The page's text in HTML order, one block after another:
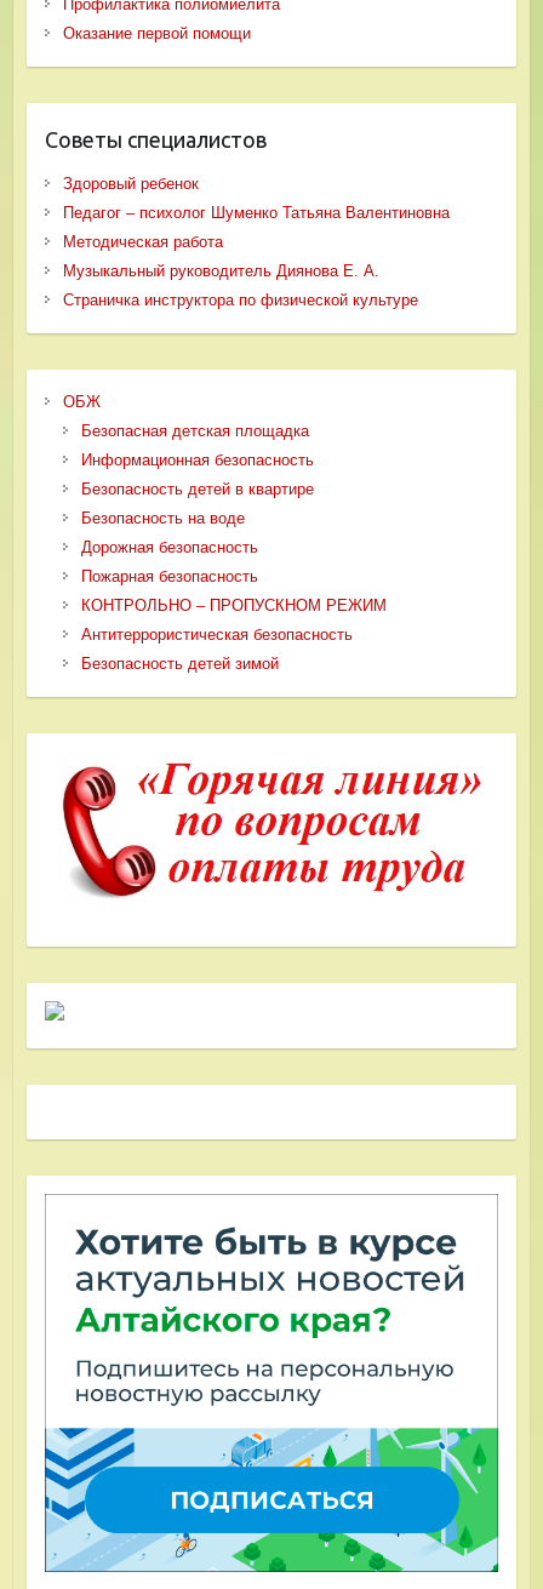
Профилактика полиомиелита
Оказание первой помощи
Советы специалистов
Здоровый ребенок
Педагог – психолог Шуменко Татьяна Валентиновна
Методическая работа
Музыкальный руководитель Диянова Е. А.
Страничка инструктора по физической культуре
ОБЖ
Безопасная детская площадка
Информационная безопасность
Безопасность детей в квартире
Безопасность на воде
Дорожная безопасность
Пожарная безопасность
КОНТРОЛЬНО – ПРОПУСКНОМ РЕЖИМ
Антитеррористическая безопасность
Безопасность детей зимой